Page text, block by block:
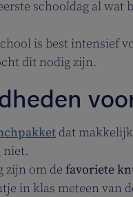
schooldag al wat
is best intensief
dit nodig zijn.
dat
niet.
zijn om de favoriete
in klas meteen van